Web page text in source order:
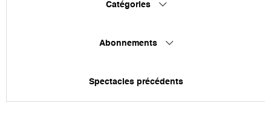
Catégories
Abonnements
Spectacles précédents